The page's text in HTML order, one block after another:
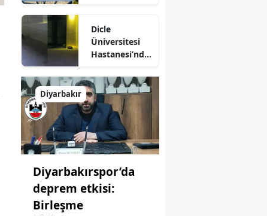
yüzler güldü
Dicle
Üniversitesi
Hastanesi’nde
anlar: Şifa
arayanlar
köpek
sürülerinin
arasında kaldı
Diyarbakır
Diyarbakırspor’da
deprem etkisi:
Birleşme